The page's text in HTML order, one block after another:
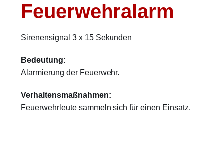
Feuerwehralarm
Sirenensignal 3 x 15 Sekunden
Bedeutung:
Alarmierung der Feuerwehr.
Verhaltensmaßnahmen:
Feuerwehrleute sammeln sich für einen Einsatz.